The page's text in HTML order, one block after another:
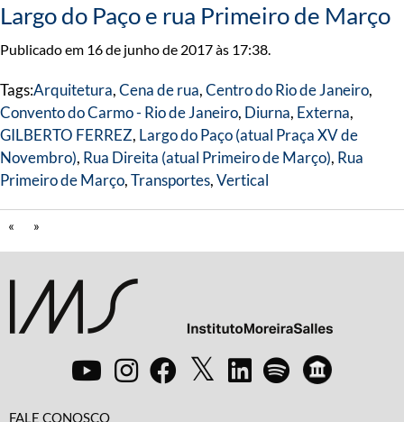
Largo do Paço e rua Primeiro de Março
Publicado em 16 de junho de 2017 às 17:38.
Tags:Arquitetura,Cena de rua,Centro do Rio de Janeiro,
Convento do Carmo - Rio de Janeiro, Diurna, Externa,
GILBERTO FERREZ, Largo do Paço (atual Praça XV de
Novembro), Rua Direita (atual Primeiro de Março), Rua
Primeiro de Março,Transportes,Vertical
« »
FALE CONOSCO